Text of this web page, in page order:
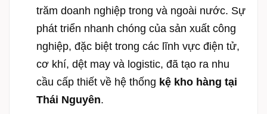
trăm doanh nghiệp trong và ngoài nước. Sự
phát triển nhanh chóng của sản xuất công
nghiệp, đặc biệt trong các lĩnh vực điện tử,
cơ khí, dệt may và logistic, đã tạo ra nhu
cầu cấp thiết về hệ thống kệ kho hàng tại
Thái Nguyên.